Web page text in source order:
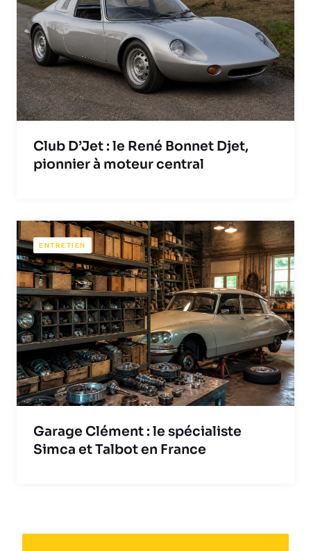
Club D’Jet : le René Bonnet Djet,
pionnier à moteur central
ENTRETIEN
Garage Clément : le spécialiste
Simca et Talbot en France